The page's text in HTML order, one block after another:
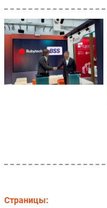
Страницы: